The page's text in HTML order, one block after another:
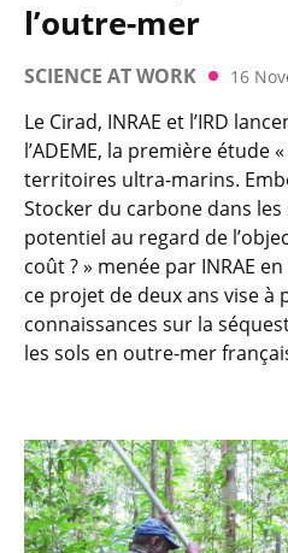
l’outre-mer
SCIENCE AT WORK 16
Le Cirad, INRAE et l’IRD
l’ADEME, la première étude
territoires ultra-marins.
Stocker du carbone dans les
potentiel au regard de
coût ? » menée par INRAE
ce projet de deux ans vise à
connaissances sur la
les sols en outre-mer